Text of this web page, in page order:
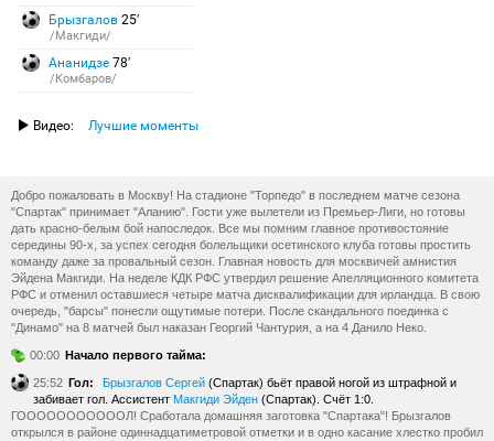
Брызгалов 25′
/Макгиди/
Ананидзе 78′
/Комбаров/
Видео: Лучшие моменты
Добро пожаловать в Москву! На стадионе "Торпедо" в последнем матче сезона
"Спартак" принимает "Аланию". Гости уже вылетели из Премьер-Лиги, но готовы
дать красно-белым бой напоследок. Все мы помним главное противостояние
середины 90-х, за успех сегодня болельщики осетинского клуба готовы простить
команду даже за провальный сезон. Главная новость для москвичей амнистия
Эйдена Макгиди. На неделе КДК РФС утвердил решение Апелляционного комитета
РФС и отменил оставшиеся четыре матча дисквалификации для ирландца. В свою
очередь, "барсы" понесли ощутимые потери. После скандального поединка с
"Динамо" на 8 матчей был наказан Георгий Чантурия, а на 4 Данило Неко.
00:00 Начало первого тайма:
25:52 Гол: Брызгалов Сергей (Спартак) бьёт правой ногой из штрафной и
забивает гол. Ассистент Макгиди Эйден (Спартак). Счёт 1:0.
ГОООООООООООЛ! Сработала домашняя заготовка "Спартака"! Брызгалов
открылся в районе одиннадцатиметровой отметки и в одно касание хлестко пробил